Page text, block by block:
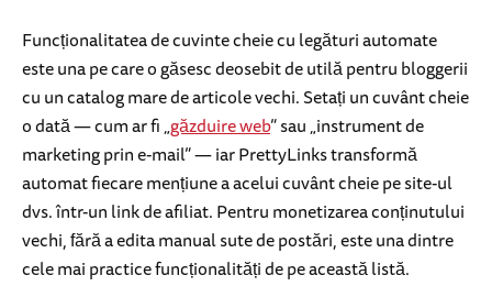
Funcționalitatea de cuvinte cheie cu legături automate
este una pe care o găsesc deosebit de utilă pentru bloggerii
cu un catalog mare de articole vechi. Setați un cuvânt cheie
o dată — cum ar fi „găzduire web” sau „instrument de
marketing prin e-mail” — iar PrettyLinks transformă
automat fiecare mențiune a acelui cuvânt cheie pe site-ul
dvs. într-un link de afiliat. Pentru monetizarea conținutului
vechi, fără a edita manual sute de postări, este una dintre
cele mai practice funcționalități de pe această listă.